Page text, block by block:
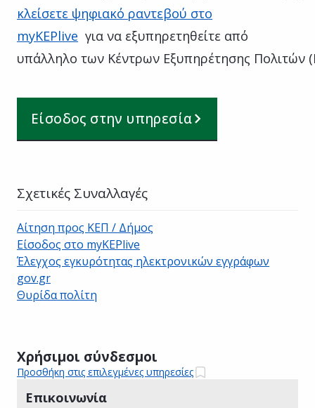
κλείσετε ψηφιακό ραντεβού στο
myKEPlive για να εξυπηρετηθείτε από
υπάλληλο των Κέντρων Εξυπηρέτησης Πολιτών
Είσοδος στην υπηρεσία
Χρήσιμοι σύνδεσμοι
Προσθήκη στις επιλεγμένες υπηρεσίες
Επικοινωνία
Σχετικές Συναλλαγές
Αίτηση προς ΚΕΠ / Δήμος
Είσοδος στο myKEPlive
Έλεγχος εγκυρότητας ηλεκτρονικών εγγράφων
gov.gr
Θυρίδα πολίτη